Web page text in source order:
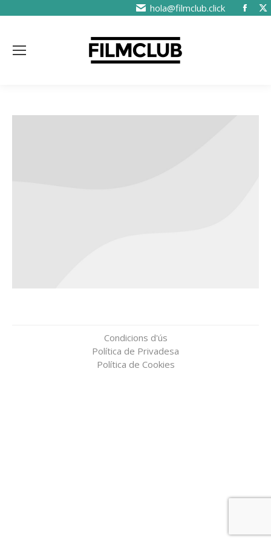
hola@filmclub.click
Condicions d'ús
Política de Privadesa
Política de Cookies